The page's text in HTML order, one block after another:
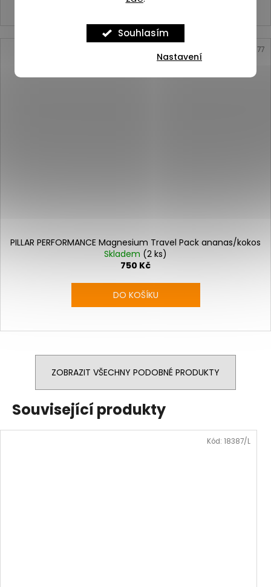
Souhlasím
Nastavení
PILLAR PERFORMANCE Magnesium Travel Pack ananas/kokos
Skladem (2 ks)
750 Kč
DO KOŠÍKU
17977
ZOBRAZIT VŠECHNY PODOBNÉ PRODUKTY
Související produkty
Kód: 18387/L